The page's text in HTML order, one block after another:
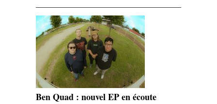
Ben Quad : nouvel EP en écoute